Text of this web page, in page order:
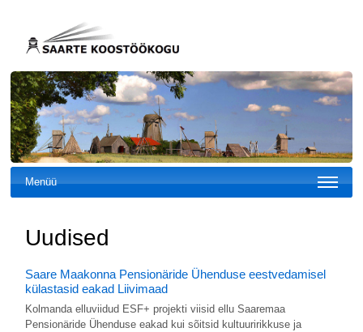
Menüü
Uudised
Saare Maakonna Pensionäride Ühenduse eestvedamisel
külastasid eakad Liivimaad
Kolmanda elluviidud ESF+ projekti viisid ellu Saaremaa
Pensionäride Ühenduse eakad kui sõitsid kultuuririkkuse ja